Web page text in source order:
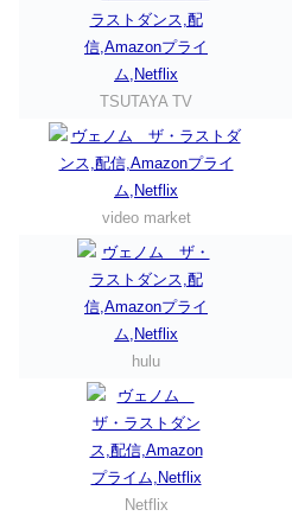
TSUTAYA TV
video market
hulu
Netflix